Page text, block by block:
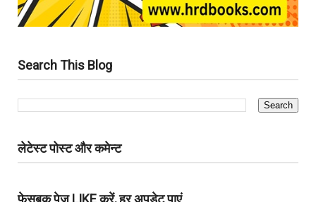
Search This Blog
लेटेस्ट पोस्ट और कमेन्ट
फेसबुक पेज LIKE करें, हर अपडेट पाएं